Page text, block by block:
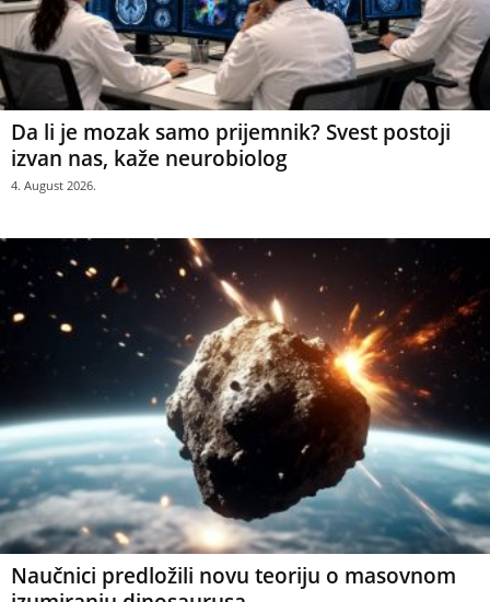
Da li je mozak samo prijemnik? Svest postoji
izvan nas, kaže neurobiolog
4. August 2026.
Naučnici predložili novu teoriju o masovnom